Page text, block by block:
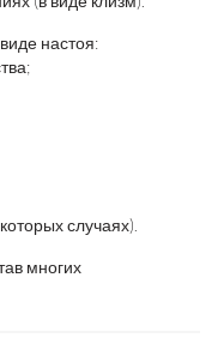
настоя:
случаях).
многих